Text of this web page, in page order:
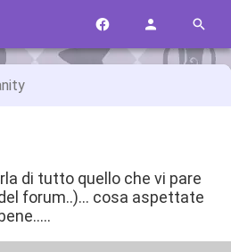
di tutto quello che vi pare
forum..)... cosa aspettate